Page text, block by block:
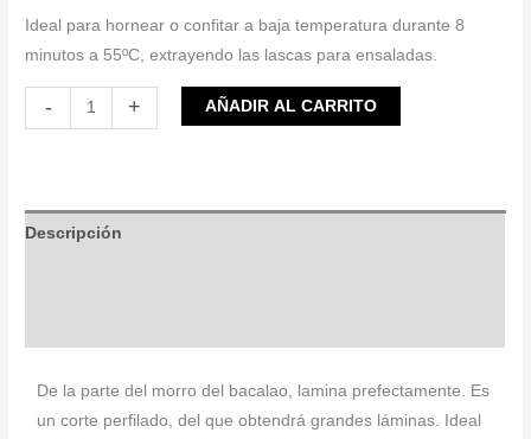
Ideal para hornear o confitar a baja temperatura durante 8
minutos a 55ºC, extrayendo las lascas para ensaladas.
- + AÑADIR AL CARRITO
Descripción
De la parte del morro del bacalao, lamina prefectamente. Es
un corte perfilado, del que obtendrá grandes láminas. Ideal